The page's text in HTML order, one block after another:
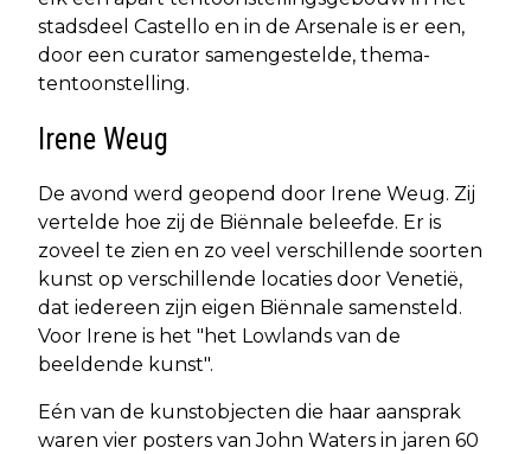
stadsdeel Castello en in de Arsenale is er een,
door een curator samengestelde, thema-
tentoonstelling.
Irene Weug
De avond werd geopend door Irene Weug. Zij
vertelde hoe zij de Biënnale beleefde. Er is
zoveel te zien en zo veel verschillende soorten
kunst op verschillende locaties door Venetië,
dat iedereen zijn eigen Biënnale samensteld.
Voor Irene is het "het Lowlands van de
beeldende kunst".
Eén van de kunstobjecten die haar aansprak
waren vier posters van John Waters in jaren 60